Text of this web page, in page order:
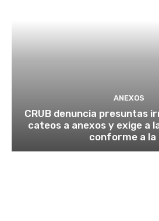
ANEXOS
CRUB denuncia presuntas
cateos a anexos y exige a
conforme a la